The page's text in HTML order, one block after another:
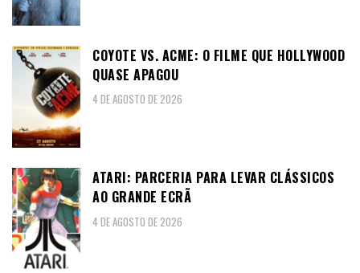
COYOTE VS. ACME: O FILME QUE HOLLYWOOD
QUASE APAGOU
4 DE AGOSTO DE 2026
ATARI: PARCERIA PARA LEVAR CLÁSSICOS
AO GRANDE ECRÃ
4 DE AGOSTO DE 2026